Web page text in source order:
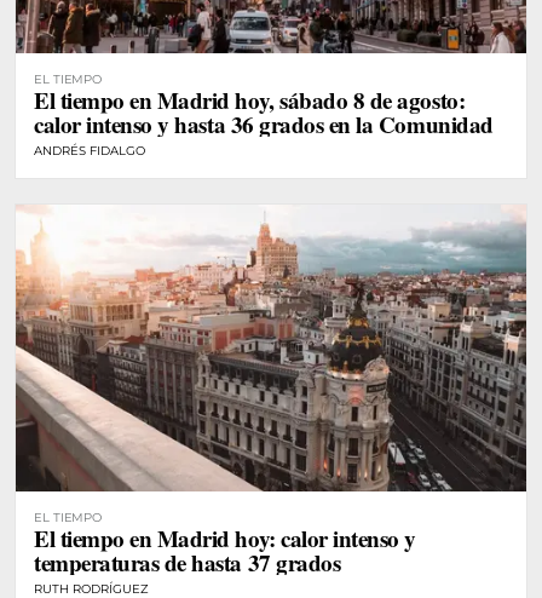
EL TIEMPO
El tiempo en Madrid hoy, sábado 8 de agosto:
calor intenso y hasta 36 grados en la Comunidad
ANDRÉS FIDALGO
EL TIEMPO
El tiempo en Madrid hoy: calor intenso y
temperaturas de hasta 37 grados
RUTH RODRÍGUEZ